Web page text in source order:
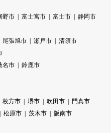
野市 富士宮市 富士市
静岡市
尾張旭市 瀬戸市
清須市
名市
鈴鹿市
枚方市 堺市 吹田市
門真市
松原市 茨木市
阪南市